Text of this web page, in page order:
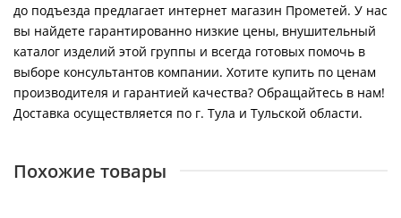
до подъезда предлагает интернет магазин Прометей. У нас
вы найдете гарантированно низкие цены, внушительный
каталог изделий этой группы и всегда готовых помочь в
выборе консультантов компании. Хотите купить по ценам
производителя и гарантией качества? Обращайтесь в нам!
Доставка осуществляется по г. Тула и Тульской области.
Похожие товары